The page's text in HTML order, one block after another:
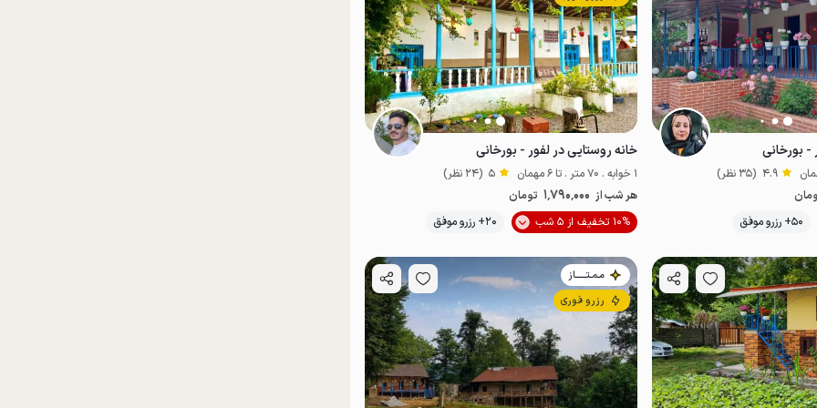
موقعیت در نقشه
- بورخانی
4.9 (35 نظر)
50+ رزرو موفق موقعیت در نقشه
خانه روستایی در لفور - بورخانی
1 خوابه . 70 متر . تا 6 مهمان 5 (24 نظر)
هر شب از 1٬790٬000 تومان
10% تخفیف از 5 شب
20+ رزرو موفق
مـمـتــــــاز
رزرو فوری